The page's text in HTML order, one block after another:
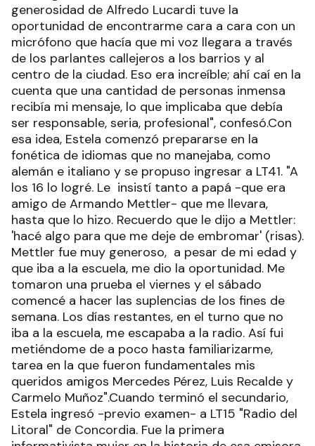
generosidad de Alfredo Lucardi tuve la
oportunidad de encontrarme cara a cara con un
micrófono que hacía que mi voz llegara a través
de los parlantes callejeros a los barrios y al
centro de la ciudad. Eso era increíble; ahí caí en la
cuenta que una cantidad de personas inmensa
recibía mi mensaje, lo que implicaba que debía
ser responsable, seria, profesional", confesó.Con
esa idea, Estela comenzó prepararse en la
fonética de idiomas que no manejaba, como
alemán e italiano y se propuso ingresar a LT41. "A
los 16 lo logré. Le insistí tanto a papá -que era
amigo de Armando Mettler- que me llevara,
hasta que lo hizo. Recuerdo que le dijo a Mettler:
'hacé algo para que me deje de embromar' (risas).
Mettler fue muy generoso, a pesar de mi edad y
que iba a la escuela, me dio la oportunidad. Me
tomaron una prueba el viernes y el sábado
comencé a hacer las suplencias de los fines de
semana. Los días restantes, en el turno que no
iba a la escuela, me escapaba a la radio. Así fui
metiéndome de a poco hasta familiarizarme,
tarea en la que fueron fundamentales mis
queridos amigos Mercedes Pérez, Luis Recalde y
Carmelo Muñoz".Cuando terminó el secundario,
Estela ingresó -previo examen- a LT15 "Radio del
Litoral" de Concordia. Fue la primera